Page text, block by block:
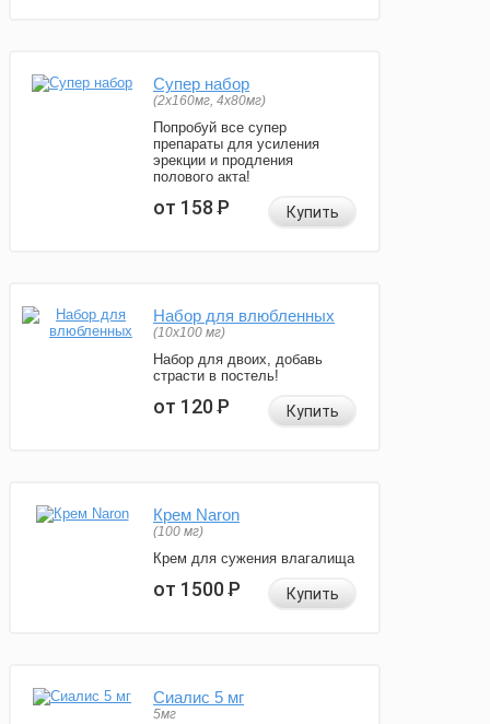
Супер набор
(2х160мг, 4х80мг)
Попробуй все супер
препараты для усиления
эрекции и продления
полового акта!
от 158Р Купить
Набор для влюбленных
(10х100 мг)
Набор для двоих, добавь
страсти в постель!
от 120Р Купить
Крем Naron
(100 мг)
Крем для сужения влагалища
от 1500Р Купить
Сиалис 5 мг
5мг